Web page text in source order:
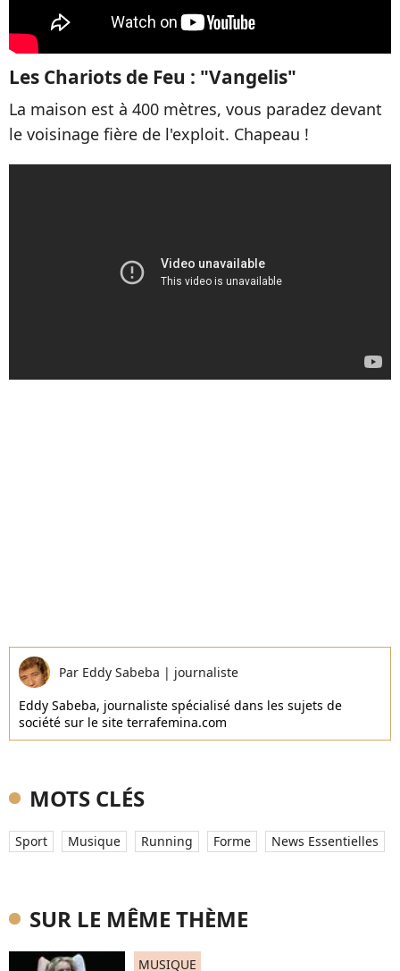
Les Chariots de Feu : "Vangelis"
La maison est à 400 mètres, vous paradez devant
le voisinage fière de l'exploit. Chapeau !
Par Eddy Sabeba | journaliste
Eddy Sabeba, journaliste spécialisé dans les sujets de
société sur le site terrafemina.com
MOTS CLÉS
Sport Musique Running Forme News Essentielles
SUR LE MÊME THÈME
MUSIQUE